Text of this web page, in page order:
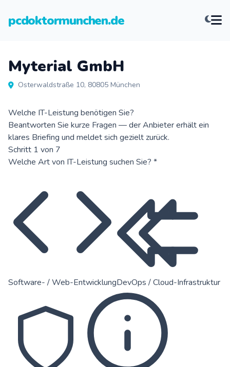
pcdoktormunchen.de
Myterial GmbH
Osterwaldstraße 10, 80805 München
Welche IT-Leistung benötigen Sie?
Beantworten Sie kurze Fragen — der Anbieter erhält ein
klares Briefing und meldet sich gezielt zurück.
Schritt 1 von 7
Welche Art von IT-Leistung suchen Sie? *
Software- / Web-EntwicklungDevOps / Cloud-Infrastruktur